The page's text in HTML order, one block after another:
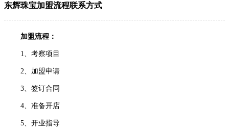
东辉珠宝加盟流程联系方式
加盟流程：
1、考察项目
2、加盟申请
3、签订合同
4、准备开店
5、开业指导